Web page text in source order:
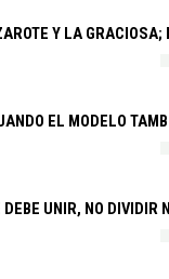
Y LA
EL MODELO
UNIR, NO DIVIDIR